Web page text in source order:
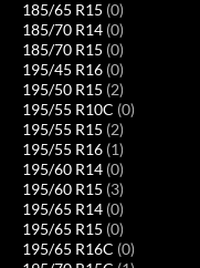
185/65 R15 (0)
185/70 R14 (0)
185/70 R15 (0)
195/45 R16 (0)
195/50 R15 (2)
195/55 R10C (0)
195/55 R15 (2)
195/55 R16 (1)
195/60 R14 (0)
195/60 R15 (3)
195/65 R14 (0)
195/65 R15 (0)
195/65 R16C (0)